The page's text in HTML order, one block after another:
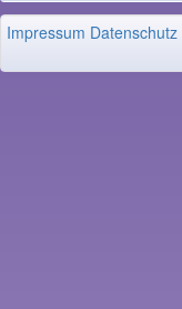
Impressum Datenschutz